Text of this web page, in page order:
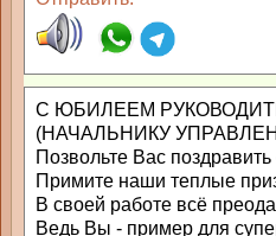
С ЮБИЛЕЕМ
(НАЧАЛЬНИКУ
Позвольте Вас
Примите наши теплые
В своей работе всё
Ведь Вы - пример для